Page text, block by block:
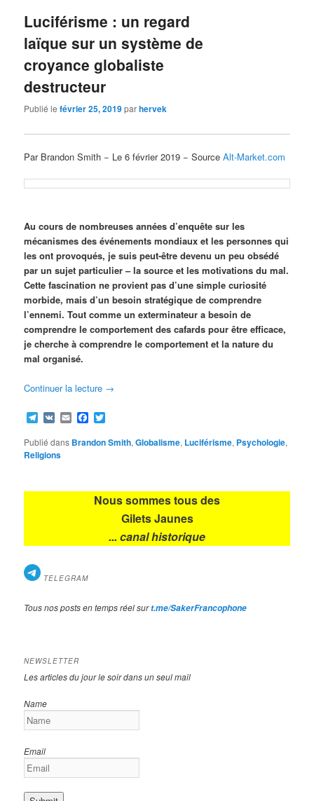
Luciférisme : un regard
laïque sur un système de
croyance globaliste
destructeur
Publié lefévrier 25, 2019parhervek
Par Brandon Smith − Le 6 février 2019 − SourceAlt-Market.com
Au cours de nombreuses années d’enquête sur les
mécanismes des événements mondiaux et les personnes qui
les ont provoqués, je suis peut-être devenu un peu obsédé
par un sujet particulier – la source et les motivations du mal.
Cette fascination ne provient pas d’une simple curiosité
morbide, mais d’un besoin stratégique de comprendre
l’ennemi. Tout comme un exterminateur a besoin de
comprendre le comportement des cafards pour être efficace,
je cherche à comprendre le comportement et la nature du
mal organisé.
Continuer la lecture →
Telegram
VK EmailFacebook
Publié dans Brandon Smith,Globalisme, Luciférisme, Psychologie,
Religions
Nous sommes tous des
Gilets Jaunes
... canal historique
TELEGRAM
Tous nos posts en temps réel surt.me/SakerFrancophone
NEWSLETTER
Les articles du jour le soir dans un seul mail
Name
Email